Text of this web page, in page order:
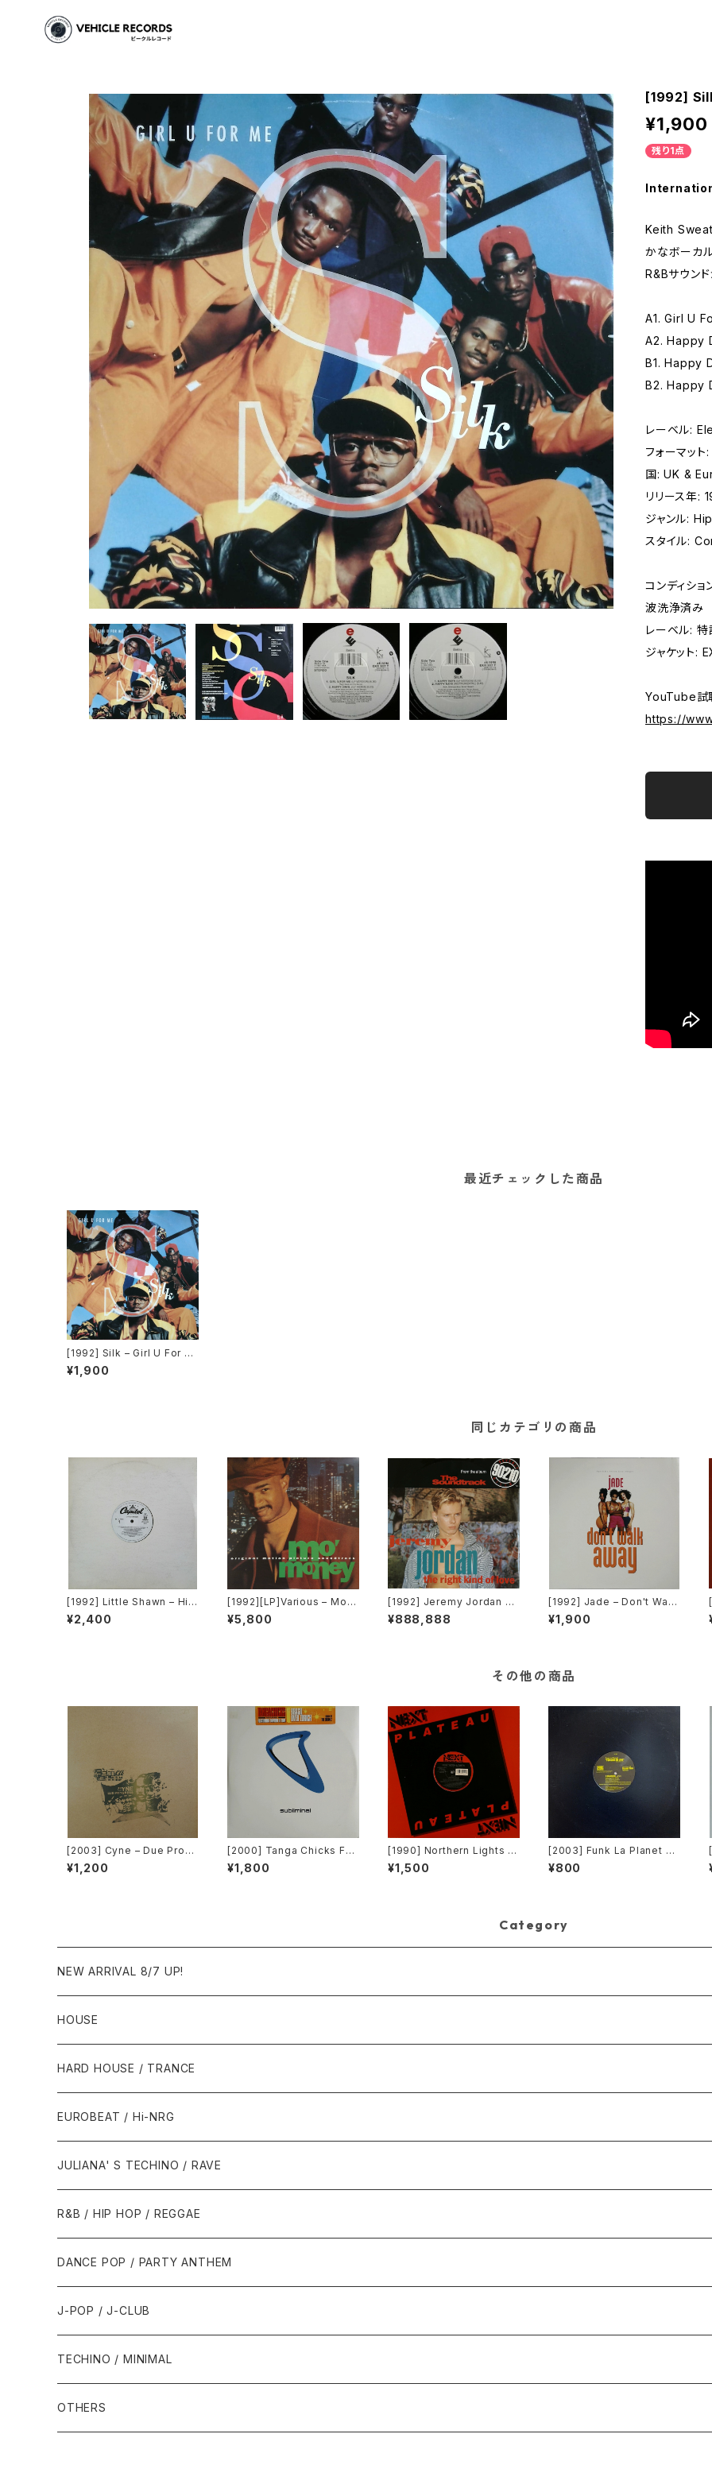
[1992]
¥1,900
残り1点
Keith Sweat
かなボーカ
R&Bサウン
A1. Girl U
A2. Happy
B1. Happy
B2. Happy
レーベル:
フォーマッ
国: UK &
リリース年:
ジャンル:
スタイル:
コンディシ
波洗浄済み
レーベル: 特
ジャケット:
YouTube試
https://
最近チェックした商品
[1992] Silk – Girl U For M
e [Elektra]
¥1,900
同じカテゴリの商品
[1992] Little Shawn – Hic
keys On Your Chest [Cap
itol Records]
¥2,400
[1992][LP]Various – Mo'
Money (Original Motion
Picture Soundtrack) [Per
¥5,800
[1992] Jeremy Jordan –
The Right Kind Of Love
[Giant Records]
¥888,888
[1992] Jade – Don't Walk
Away [Giant Records]
¥1,900
その他の商品
[2003] Cyne – Due Progr
ess [Botanica Del Jibar
o]
¥1,200
[2000] Tanga Chicks Fea
turing Dimitri & Tom – Bra
sil Over Zurich [Sublimin
¥1,800
[1990] Northern Lights –
Jet Lag [Next Plateau Re
cords Inc.]
¥1,500
[2003] Funk La Planet – Y
ou Gave Me Love (Funk
La Planet 008) [Funk La
¥800
Category
NEW ARRIVAL 8/7 UP!
HOUSE
1980年代
1987年・以前
1988年
1990年代
1990年
1991年
1996年
2000年代
2000年
2001年
2010年代
2010年
2011年
HARD HOUSE / TRANCE
1990年代
1994年・以前
1995年
2000年代
2000年
2001年
EUROBEAT / Hi-NRG
1980年代
1986年・以前
1987年
1990年代
1990年
1991年
2000年代
JULIANA' S TECHINO / RAVE
1990年代
1990年
1991年
2000年代
2000年
2001年
R&B / HIP HOP / REGGAE
1980年代
1985年・以前
1986年
1990年代
1990年
1991年
2000年代
2000年
DANCE POP / PARTY ANTHEM
1980年代
1988年・以前
1989年
1990年代
1990年
2000年代
J-POP / J-CLUB
1980年代
1990年代
TECHINO / MINIMAL
OTHERS